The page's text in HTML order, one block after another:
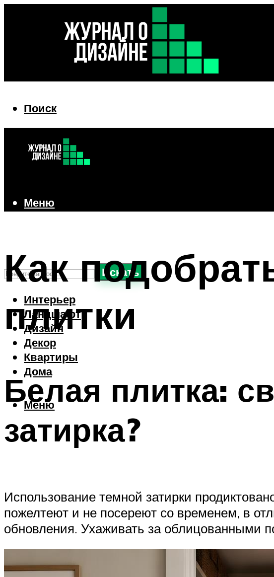
Поиск
Поиск
Искать
Интерьер
Ландшафт
Дизайн
Декор
Квартиры
Дома
Меню
Меню
Как
плитки
Белая плитка:
затирка?
Использование темной затирки
пожелтеют и не посереют со временем, в
обновления. Ухаживать за облицованными